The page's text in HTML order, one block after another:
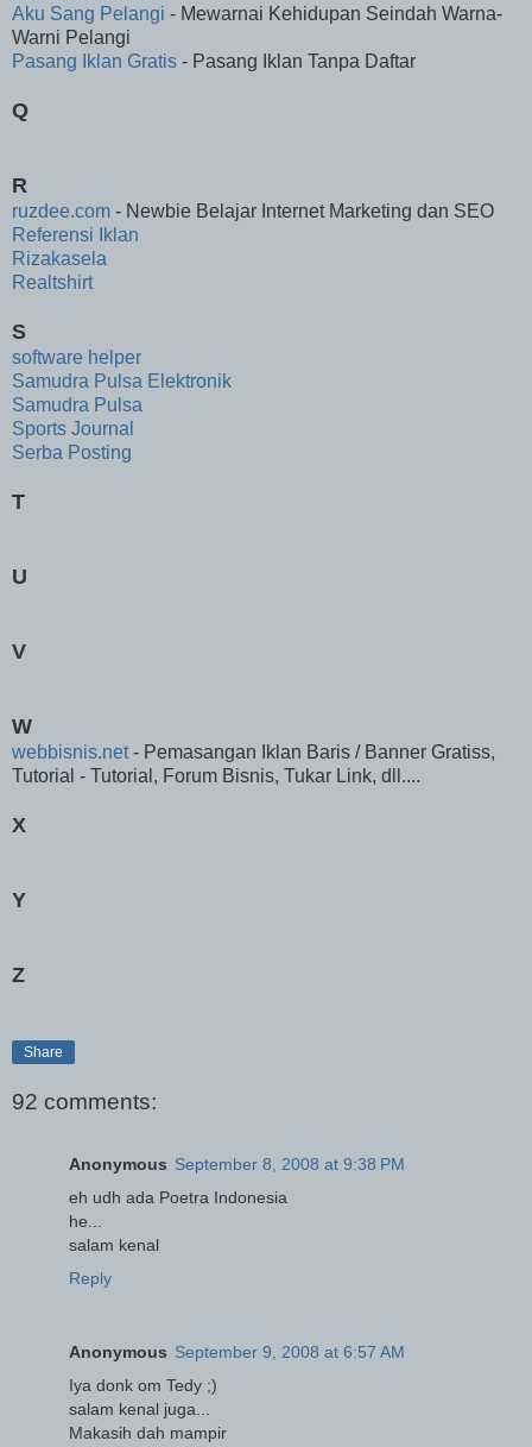
Aku Sang Pelangi - Mewarnai Kehidupan Seindah Warna-
Warni Pelangi
Pasang Iklan Gratis - Pasang Iklan Tanpa Daftar
Q
R
ruzdee.com - Newbie Belajar Internet Marketing dan SEO
Referensi Iklan
Rizakasela
Realtshirt
S
software helper
Samudra Pulsa Elektronik
Samudra Pulsa
Sports Journal
Serba Posting
T
U
V
W
webbisnis.net- Pemasangan Iklan Baris / Banner Gratiss,
Tutorial - Tutorial, Forum Bisnis, Tukar Link, dll....
X
Y
Z
Share
92 comments:
Anonymous September 8, 2008 at 9:38 PM
eh udh ada Poetra Indonesia
he...
salam kenal
Reply
Anonymous September 9, 2008 at 6:57 AM
Iya donk om Tedy ;)
salam kenal juga...
Makasih dah mampir